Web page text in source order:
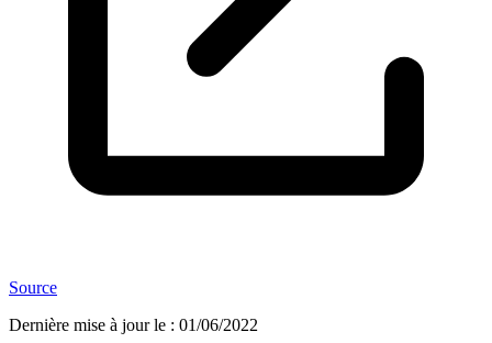
Source
Dernière mise à jour le : 01/06/2022